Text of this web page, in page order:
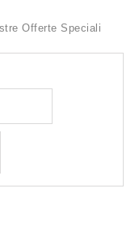
Offerte Speciali